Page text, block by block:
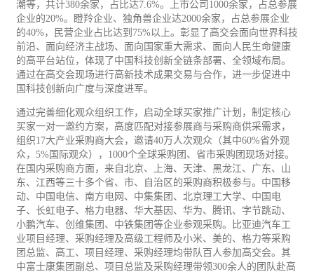
潮等，共计380余家，占比达7.6%。上市公司1000余家，占总参展
企业的20%。瞪羚企业、独角兽企业达2000余家，占总参展企业
的40%，民营企业占比达到75%以上。彰显了高交会面向世界科技
前沿、面向经济主战场、面向国家重大需求、面向人民生命健康
的高平台站位，体现了中国科技创新全链条部署、全领域布局。
通过在高交会现场进行高新技术成果交易与合作，进一步促进中
国科技创新向广度与深度进军。
通过完善细化观众组织工作，启动全球买家推广计划，制定核心
买家一对一邀约方案，高度匹配对接参展商与采购商供采需求，
组织17大产业采购商大会，邀请40万人次观众（其中60%省外观
众，5%国际观众），1000个全球采购团、省市采购团现场对接。
在国内采购商方面，来自北京、上海、天津、黑龙江、广东、山
东、江西等三十多个省、市、自治区的采购商积极参与。中国移
动、中国电信、南方电网、中集集团、北京理工大学、中国电
子、长虹电子、格力电器、华大基因、华为、腾讯、字节跳动、
小鹏汽车、创维集团、中铁集团等企业参观采购。比亚迪汽车工
业项目经理、采购经理及高级工程师及小米、美的、格力等采购
团总监、高工、项目经理、采购经理均带队百人参加高交会。其
中富士康集团副总、项目总监及采购经理带领300余人的团队赴高